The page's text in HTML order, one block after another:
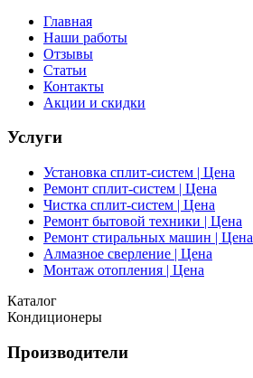
Главная
Наши работы
Отзывы
Статьи
Контакты
Акции и скидки
Услуги
Установка сплит-систем | Цена
Ремонт сплит-систем | Цена
Чистка сплит-систем | Цена
Ремонт бытовой техники | Цена
Ремонт стиральных машин | Цена
Алмазное сверление | Цена
Монтаж отопления | Цена
Каталог
Кондиционеры
Производители